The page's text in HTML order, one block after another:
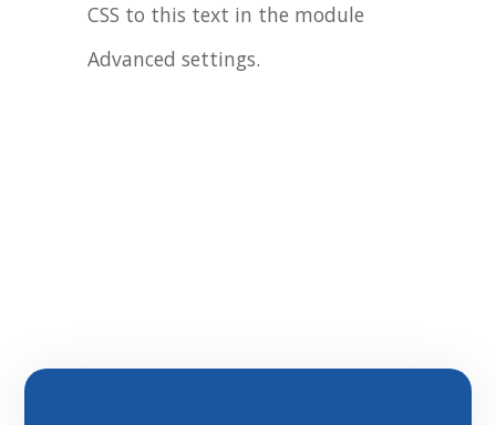
CSS to this text in the module
Advanced settings.